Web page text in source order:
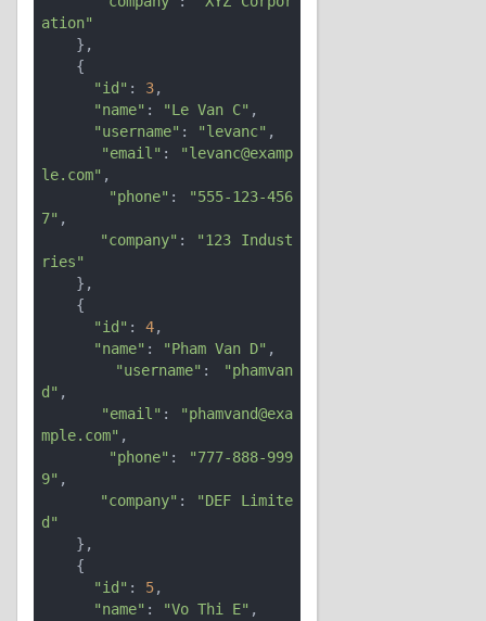
ation"
"id" : 3,
"name" : "Le Van C" ,
"username" : "levanc" ,
"email" :
"levanc@examp
le.com" ,
"phone" :
"555-123-456
7" ,
"company" :
"123 Indust
ries"
"id" : 4,
"name" : "Pham Van D" ,
"username" :
"phamvan
d" ,
"email" :
"phamvand@exa
mple.com" ,
"phone" :
"777-888-999
9" ,
"company" :
"DEF Limite
d"
"id" : 5,
"name" : "Vo Thi E" ,